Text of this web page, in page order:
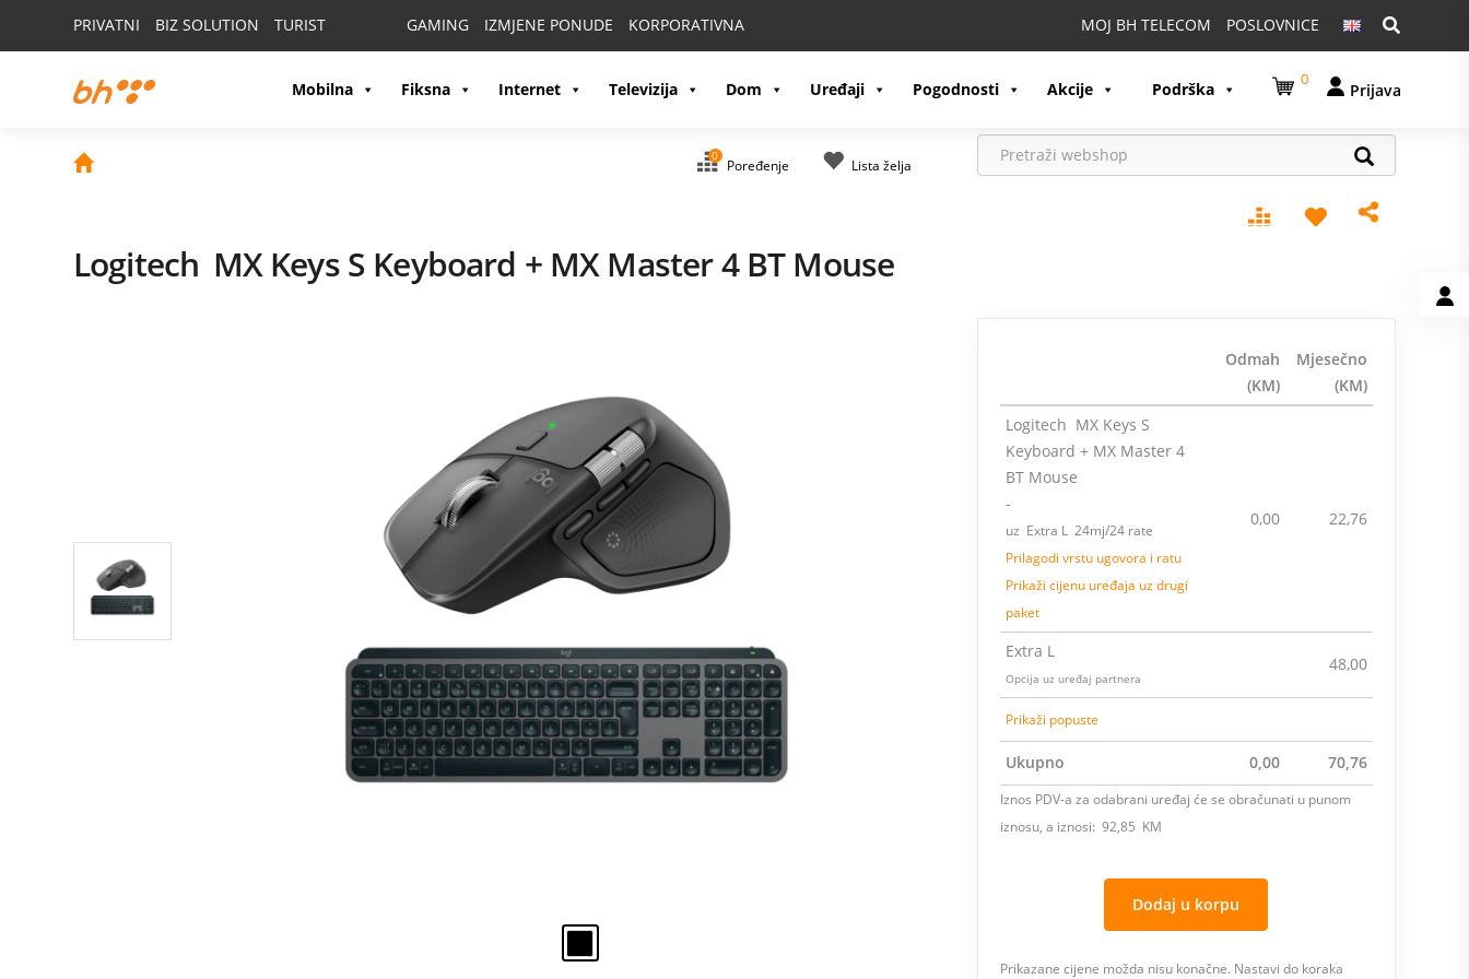
PRIVATNI BIZ SOLUTION TURIST GAMING IZMJENE PONUDE KORPORATIVNA Pretraga:
MOJ BH TELECOM POSLOVNICE
Mobilna Fiksna Internet Televizija Dom Uređaji Pogodnosti Akcije Podrška 0
Prijava
0
Poređenje Lista želja
Logitech MX Keys S Keyboard + MX Master 4 BT Mouse
Odmah
(KM)
Mjesečno
(KM)
Logitech MX Keys S
Keyboard + MX Master 4
BT Mouse
-
uz Extra L 24mj/24 rate
Prilagodi vrstu ugovora i ratu
Prikaži cijenu uređaja uz drugi
paket
0,00 22,76
Extra L
Opcija uz uređaj partnera
48,00
Prikaži popuste
Ukupno 0,00 70,76
Iznos PDV-a za odabrani uređaj će se obračunati u punom
iznosu, a iznosi: 92,85 KM
Dodaj u korpu
Prikazane cijene možda nisu konačne. Nastavi do koraka